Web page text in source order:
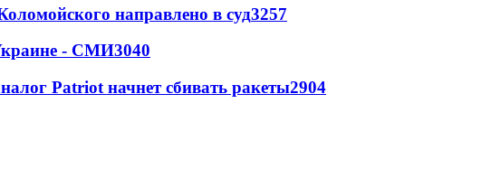
направлено в суд3257
- СМИ3040
Patriot начнет сбивать ракеты2904